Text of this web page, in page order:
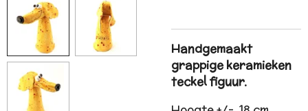
Handgemaakt
grappige keramieken
teckel figuur.